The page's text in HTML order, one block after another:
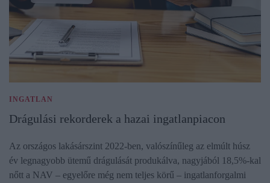
INGATLAN
Drágulási rekorderek a hazai ingatlanpiacon
Az országos lakásárszint 2022-ben, valószínűleg az elmúlt húsz
év legnagyobb ütemű drágulását produkálva, nagyjából 18,5%-kal
nőtt a NAV – egyelőre még nem teljes körű – ingatlanforgalmi